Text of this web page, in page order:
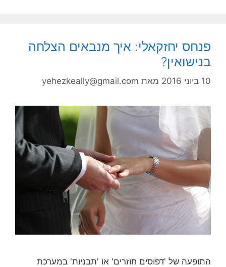
פנחס יחזקאלי: איך מנבאים הצלחה
בנישואין?
10 ביוני 2016 מאת yehezkeally@gmail.com
התופעה של 'דפוסים חוזרים' או 'תבניות' במערכת